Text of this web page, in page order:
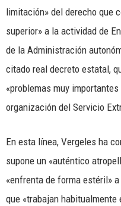
limitación» del derecho que
superior» a la actividad de
de la Administración
citado real decreto estatal,
«problemas muy
organización del Servicio
En esta línea, Vergeles ha
supone un «auténtico
«enfrenta de forma estéril»
que «trabajan